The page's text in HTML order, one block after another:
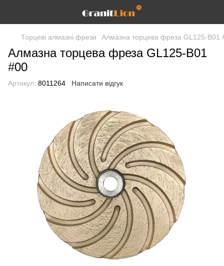
Торцеві алмазні фрези Алмазна торцева фреза GL125-B01
Алмазна торцева фреза GL125-B01
#00
Артикул: 8011264 Написати відгук